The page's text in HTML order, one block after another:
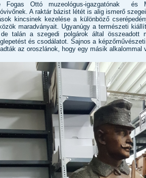
Fogas Ottó muzeológus-igazgatónak és
A raktár bázist létét is alig ismerő
kincsinek kezelése a különböző
maradványait. Ugyanúgy a természeti
talán a szegedi polgárok által összeadott
és csodálatot. Sajnos a
az oroszlánok, hogy egy másik alkalommal